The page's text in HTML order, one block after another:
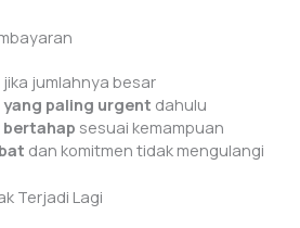
jika jumlahnya besar
paling urgent dahulu
bertahap sesuai kemampuan
dan komitmen tidak mengulangi
Terjadi Lagi